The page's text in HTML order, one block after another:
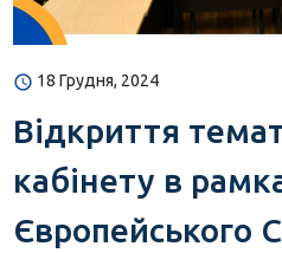
18 Грудня, 2024
Відкриття
кабінету в
Європейського